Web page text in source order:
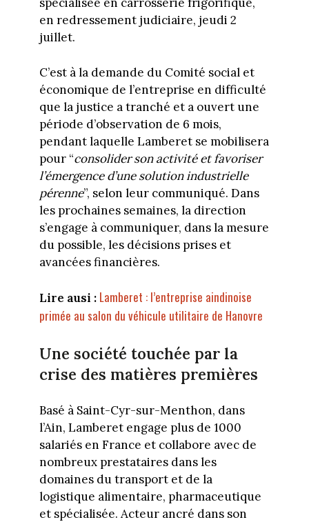
en redressement judiciaire, jeudi 2
juillet.
C’est à la demande du Comité social et
économique de l’entreprise en difficulté
que la justice a tranché et a ouvert une
période d’observation de 6 mois,
pendant laquelle Lamberet se mobilisera
pour “consolider son activité et favoriser
l’émergence d’une solution industrielle
pérenne”, selon leur communiqué. Dans
les prochaines semaines, la direction
s’engage à communiquer, dans la mesure
du possible, les décisions prises et
avancées financières.
Lire ausi : Lamberet : l’entreprise aindinoise
primée au salon du véhicule utilitaire de Hanovre
Une société touchée par la
crise des matières premières
Basé à Saint-Cyr-sur-Menthon, dans
l’Ain, Lamberet engage plus de 1000
salariés en France et collabore avec de
nombreux prestataires dans les
domaines du transport et de la
logistique alimentaire, pharmaceutique
et spécialisée. Acteur ancré dans son